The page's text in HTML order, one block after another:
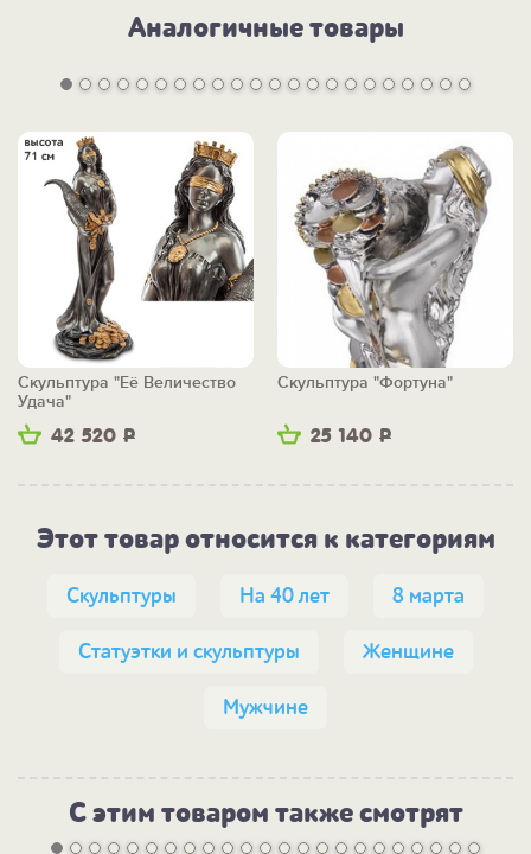
Аналогичные товары
42 520 Р
Скульптура "Её Величество
Удача"
25 140 Р
Скульптура "Фортуна"
Этот товар относится к категориям
Скульптуры На 40 лет 8 марта
Статуэтки и скульптуры Женщине
Мужчине
С этим товаром также смотрят